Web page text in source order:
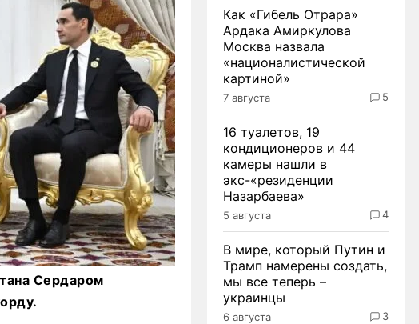
Сердаром
Как «Гибель Отрара»
Ардака Амиркулова
Москва назвала
«националистической
картиной»
7 августа 5
16 туалетов, 19
кондиционеров и 44
камеры нашли в
экс-«резиденции
Назарбаева»
5 августа 4
В мире, который Путин и
Трамп намерены создать,
мы все теперь –
украинцы
6 августа 3